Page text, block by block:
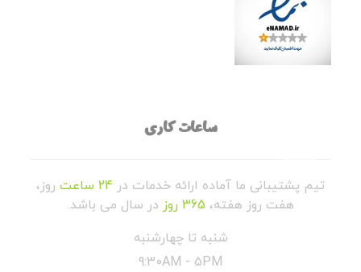
ساعات کاری
تیم پشتیبانی ما آماده ارائه خدمات در 24 ساعت
روز،
هفت روز هفته، 365 روز
در سال می باشد.
شنبه تا چهارشنبه
9:30AM - 5PM